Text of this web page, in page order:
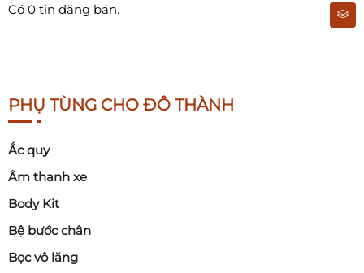
Có 0 tin đăng bán.
PHỤ TÙNG CHO ĐÔ THÀNH
Ắc quy
Âm thanh xe
Body Kit
Bệ bước chân
Bọc vô lăng